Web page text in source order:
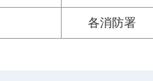
各消防署